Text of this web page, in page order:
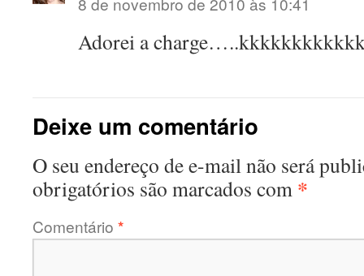
Adorei a
Deixe um comentário
O seu endereço de e-mail não será
obrigatórios são marcados com *
Comentário *